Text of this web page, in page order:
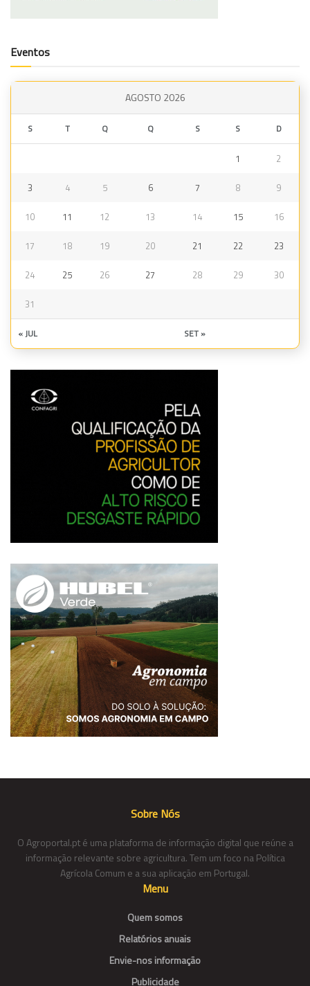
Eventos
AGOSTO 2026
S T Q Q S S D
1 2
3 4 5 6 7 8 9
10 11 12 13 14 15 16
17 18 19 20 21 22 23
24 25 26 27 28 29 30
31
« JUL SET »
Sobre Nós
O Agroportal.pt é uma plataforma de informação digital que reúne a
informação relevante sobre agricultura. Tem um foco na Política
Agrícola Comum e a sua aplicação em Portugal.
Menu
Quem somos
Relatórios anuais
Envie-nos informação
Publicidade